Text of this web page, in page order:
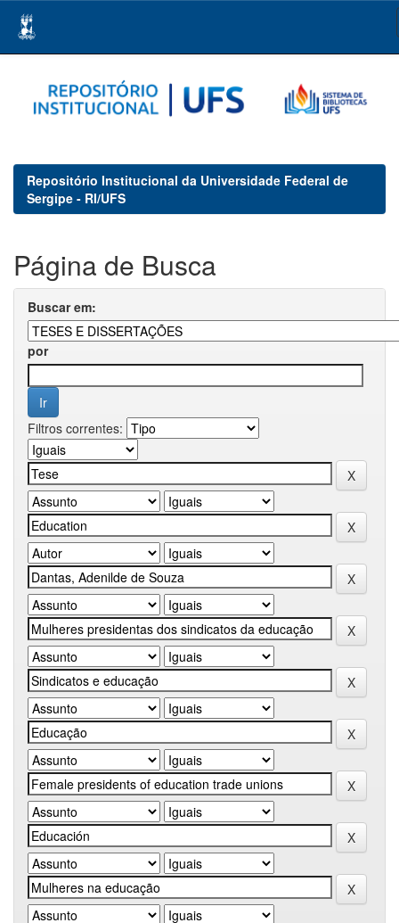
navigation
Repositório Institucional da Universidade Federal de
Sergipe - RI/UFS
Página de Busca
Buscar em:
por
Filtros correntes: